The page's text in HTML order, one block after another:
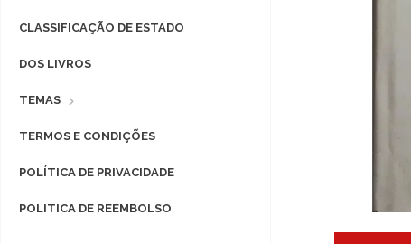
CLASSIFICAÇÃO DE ESTADO
DOS LIVROS
TEMAS
TERMOS E CONDIÇÕES
POLÍTICA DE PRIVACIDADE
POLITICA DE REEMBOLSO